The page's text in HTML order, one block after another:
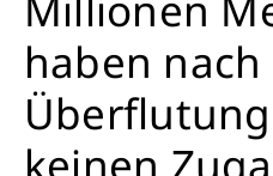
haben nach
keinen